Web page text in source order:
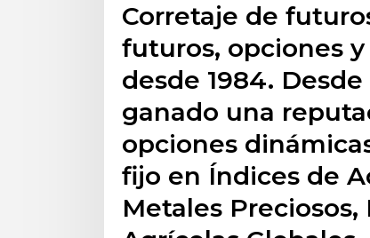
Corretaje de
futuros, opciones
desde 1984.
ganado una
opciones
fijo en Índices de
Metales